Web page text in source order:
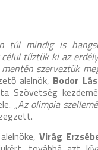
túl mindig is
tűztük ki az
szerveztük
alelnök, Bodor
Szövetség
„Az olimpia
Virág